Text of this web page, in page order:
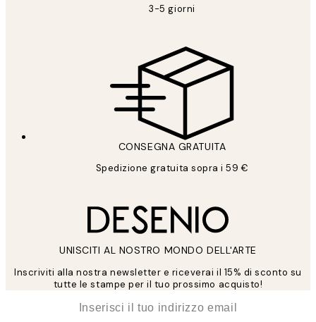
3-5 giorni
CONSEGNA GRATUITA
Spedizione gratuita sopra i 59 €
UNISCITI AL NOSTRO MONDO DELL'ARTE
Inscriviti alla nostra newsletter e riceverai il 15% di sconto su
tutte le stampe per il tuo prossimo acquisto!